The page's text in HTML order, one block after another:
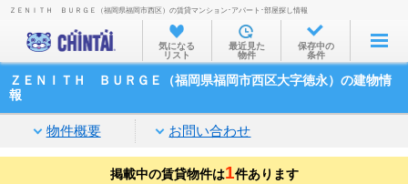
お部屋を探す
沿線・駅から
家賃相場から
通勤通学時間から
ＺＥＮＩＴＨ ＢＵＲＧＥ（福岡県福岡市西区）の賃貸マンション･アパート･部屋探し情報
気になる
リスト
最近見た
物件
保存中の
条件
ＺＥＮＩＴＨ ＢＵＲＧＥ（福岡県福岡市西区大字徳永）の建物情
報
物件概要 お問い合わせ
掲載中の賃貸物件は1件あります